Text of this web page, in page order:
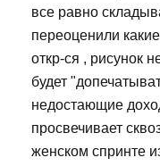
все равно
переоценили
откр-ся , рисунок
будет
недостающие
просвечивает
женском спринте